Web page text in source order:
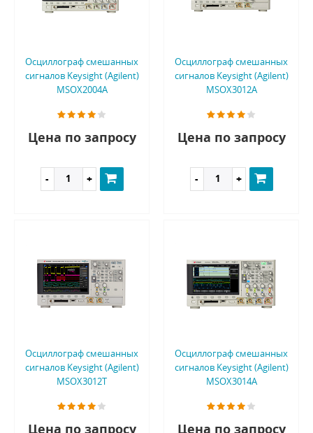
Осциллограф смешанных
сигналов Keysight (Agilent)
MSOX2004A
Цена по запросу
Осциллограф смешанных
сигналов Keysight (Agilent)
MSOX3012A
Цена по запросу
Осциллограф смешанных
сигналов Keysight (Agilent)
MSOX3012T
Цена по запросу
Осциллограф смешанных
сигналов Keysight (Agilent)
MSOX3014A
Цена по запросу